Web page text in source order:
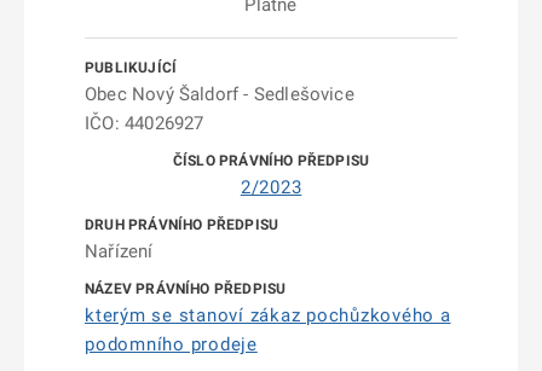
Platné
Obec Nový Šaldorf - Sedlešovice
IČO: 44026927
2/2023
Nařízení
kterým se stanoví zákaz pochůzkového a
podomního prodeje